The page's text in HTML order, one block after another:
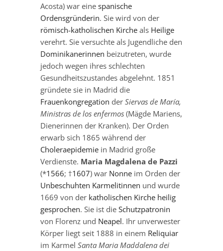
Acosta) war eine spanische
Ordensgründerin. Sie wird von der
römisch-katholischen Kircheals Heilige
verehrt. Sie versuchte als Jugendliche den
Dominikanerinnen beizutreten, wurde
jedoch wegen ihres schlechten
Gesundheitszustandes abgelehnt. 1851
gründete sie in Madrid die
Frauenkongregation der Siervas de María,
Ministras de los enfermos(Mägde Mariens,
Dienerinnen der Kranken). Der Orden
erwarb sich 1865 während der
Choleraepidemiein Madrid große
Verdienste. Maria Magdalena de Pazzi
(*1566; †1607) war Nonneim Orden der
Unbeschuhten Karmelitinnen und wurde
1669 von der katholischen Kirche heilig
gesprochen. Sie ist die Schutzpatronin
von Florenz und Neapel. Ihr unverwester
Körper liegt seit 1888 in einem Reliquiar
im Karmel Santa Maria Maddalena dei